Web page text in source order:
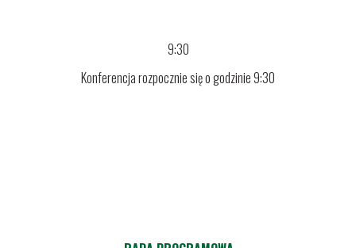
Konferencja rozpocznie się o godzinie 9:30
9:30